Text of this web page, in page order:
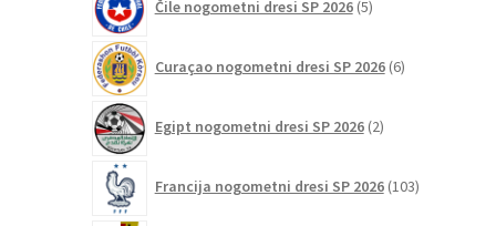
Čile nogometni dresi SP 2026 5izdelkov
Curaçao nogometni dresi SP 2026 6izdelkov
Egipt nogometni dresi SP 2026 2izdelka
Francija nogometni dresi SP 2026 103izdelki